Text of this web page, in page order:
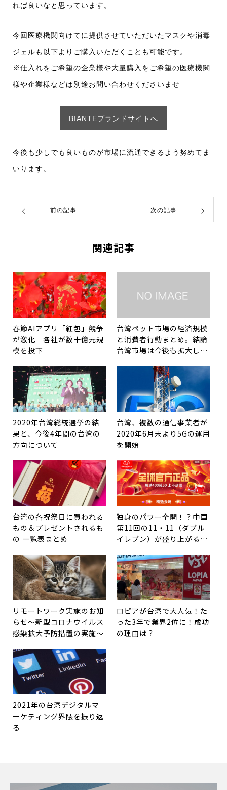
れば良いなと思っています。
今回医療機関向けてに提供させていただいたマスクや消毒
ジェルも以下よりご購入いただくことも可能です。
※仕入れをご希望の企業様や大量購入をご希望の医療機関
様や企業様などは別途お問い合わせくださいませ
BIANTEブランドサイトへ
今後も少しでも良いものが市場に流通できるよう努めてま
いります。
前の記事 次の記事
関連記事
春節AIアプリ「紅包」競争
が激化 各社が数十億元規
模を投下
台湾ペット市場の経済規模
と消費者行動まとめ。結論
台湾市場は今後も拡大しま
2020年台湾総統選挙の結
果と、今後4年間の台湾の
方向について
台湾、複数の通信事業者が
2020年6月末より5Gの運用
を開始
台湾の各祝祭日に買われる
もの＆プレゼントされるも
の 一覧表まとめ
独身のパワー全開！？中国
第11回の11・11（ダブル
イレブン）が盛り上がる理
リモートワーク実施のお知
らせ～新型コロナウイルス
感染拡大予防措置の実施～
ロピアが台湾で大人気！た
った3年で業界2位に！成功
の理由は？
2021年の台湾デジタルマ
ーケティング界隈を振り返
る